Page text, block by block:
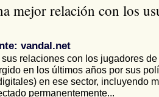
mejor relación con los
vandal.net
relaciones con los jugadores
en los últimos años por sus
en ese sector, incluyendo
permanentemente...